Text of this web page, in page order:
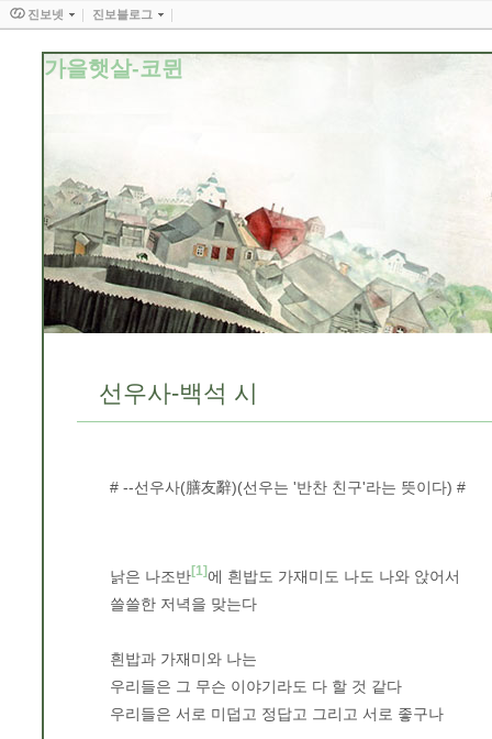
가을햇살-코뮌
선우사-백석 시
# --선우사(膳友辭)(선우는 '반찬 친구'라는 뜻이다) #
낡은 나조반 1 에 흰밥도 가재미도 나도 나와 앉어서
쓸쓸한 저녁을 맞는다
흰밥과 가재미와 나는
우리들은 그 무슨 이야기라도 다 할 것 같다
우리들은 서로 미덥고 정답고 그리고 서로 좋구나
진보넷 진보블로그